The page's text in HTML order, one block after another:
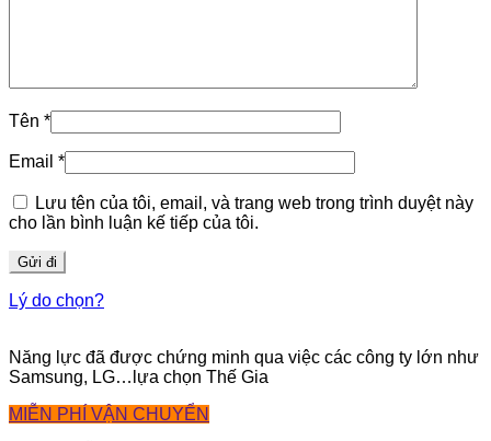
Tên *
Email *
Lưu tên của tôi, email, và trang web trong trình duyệt này
cho lần bình luận kế tiếp của tôi.
Lý do chọn?
Năng lực đã được chứng minh qua việc các công ty lớn như
Samsung, LG…lựa chọn Thế Gia
MIỄN PHÍ VẬN CHUYỂN